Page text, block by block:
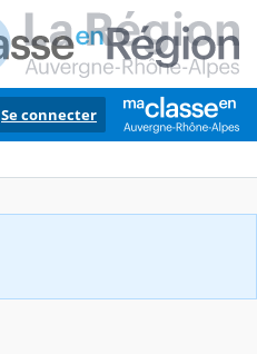
Se connecter